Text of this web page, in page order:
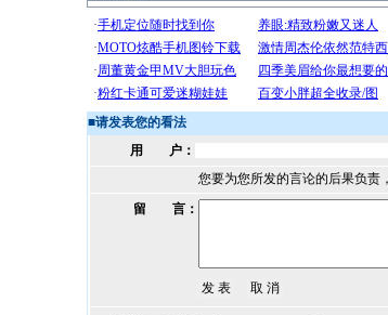
■请发表您的看法
用 户：
您要为您所发的言论的后果负责
留 言：